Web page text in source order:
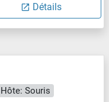
Détails
Hôte: Souris